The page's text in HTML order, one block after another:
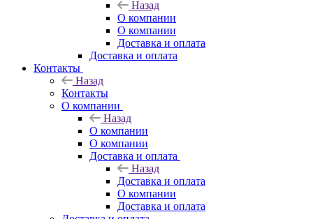
Назад
О компании
О компании
Доставка и оплата
Доставка и оплата
Контакты
Назад
Контакты
О компании
Назад
О компании
О компании
Доставка и оплата
Назад
Доставка и оплата
О компании
Доставка и оплата